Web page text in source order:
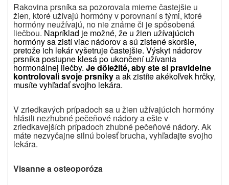
Rakovina prsníka sa pozorovala mierne častejšie u
žien, ktoré užívajú hormóny v porovnaní s tými, ktoré
hormóny neužívajú, no nie známe či je spôsobená
liečbou. Napríklad je možné, že u žien užívajúcich
hormóny sa zistí viac nádorov a sú zistené skoršie,
pretože ich lekár vyšetruje častejšie. Výskyt nádorov
prsníka postupne klesá po ukončení užívania
hormonálnej liečby. Je dôležité, aby ste si pravidelne
kontrolovali svoje prsníkya ak zistíte akékoľvek hrčky,
musíte vyhľadať svojho lekára.
V zriedkavých prípadoch sa u žien užívajúcich hormóny
hlásili nezhubné pečeňové nádory a ešte v
zriedkavejších prípadoch zhubné pečeňové nádory. Ak
máte nezvyčajne silnú bolesť brucha, vyhľadajte svojho
lekára.
Visanne a osteoporóza